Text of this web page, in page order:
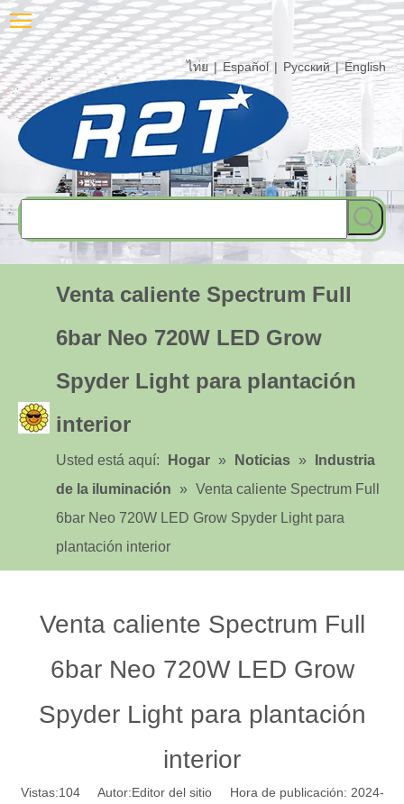
ไทย | Español | Pусский | English
Venta caliente Spectrum Full
6bar Neo 720W LED Grow
Spyder Light para plantación
interior
Usted está aquí: Hogar » Noticias »
Industria
de la iluminación
» Venta caliente Spectrum Full
6bar Neo 720W LED Grow Spyder Light para
plantación interior
Venta caliente Spectrum Full
6bar Neo 720W LED Grow
Spyder Light para plantación
interior
Vistas:104Autor:Editor del sitio Hora de publicación: 2024-